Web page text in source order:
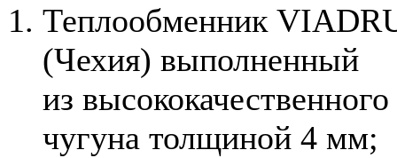
Теплообменник
(Чехия) выполненный
из высококачественного
чугуна толщиной 4 мм;